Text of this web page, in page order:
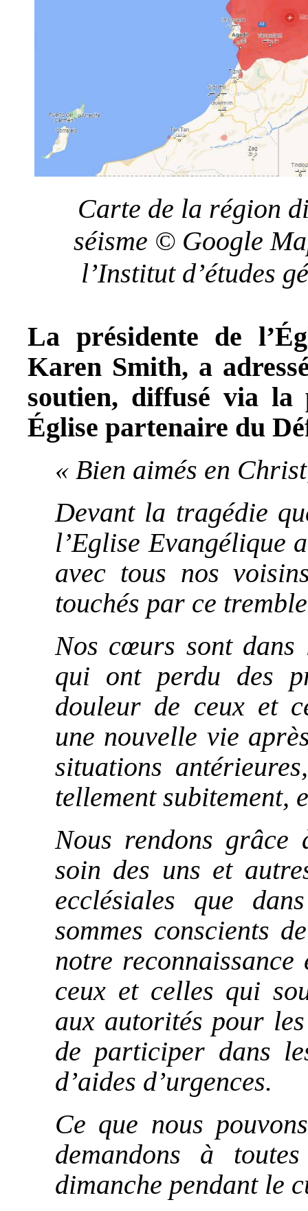
Carte de la région
séisme © Google
l’Institut d’études
La présidente de
Karen Smith, a
soutien, diffusé via la
Église partenaire du
« Bien aimés en
Devant la tragédie
l’Eglise Evangélique
avec tous nos
touchés par ce
Nos cœurs sont dans
qui ont perdu des
douleur de ceux et
une nouvelle vie
situations
tellement subitement,
Nous rendons
soin des uns et
ecclésiales que
sommes conscients
notre
ceux et celles qui
aux autorités pour
de participer dans
d’aides d’urgences.
Ce que nous
demandons à
dimanche pendant le